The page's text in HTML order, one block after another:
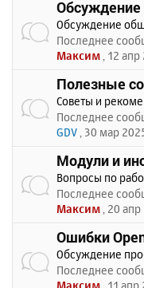
Обсуждение
Обсуждение
Последнее
Максим , 12
Полезные
Советы и
Последнее
GDV , 30 мар
Модули и
Вопросы по
Последнее
Максим , 20
Ошибки
Обсуждение
Последнее
Максим , 11